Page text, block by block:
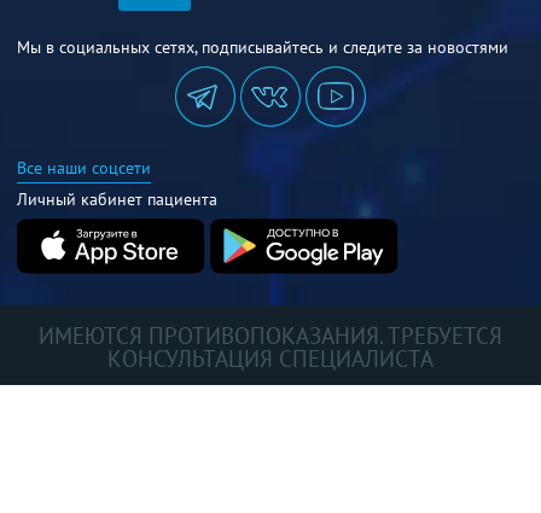
Мы в социальных сетях, подписывайтесь и следите за новостями
Все наши соцсети
Личный кабинет пациента
ИМЕЮТСЯ ПРОТИВОПОКАЗАНИЯ. ТРЕБУЕТСЯ
КОНСУЛЬТАЦИЯ СПЕЦИАЛИСТА